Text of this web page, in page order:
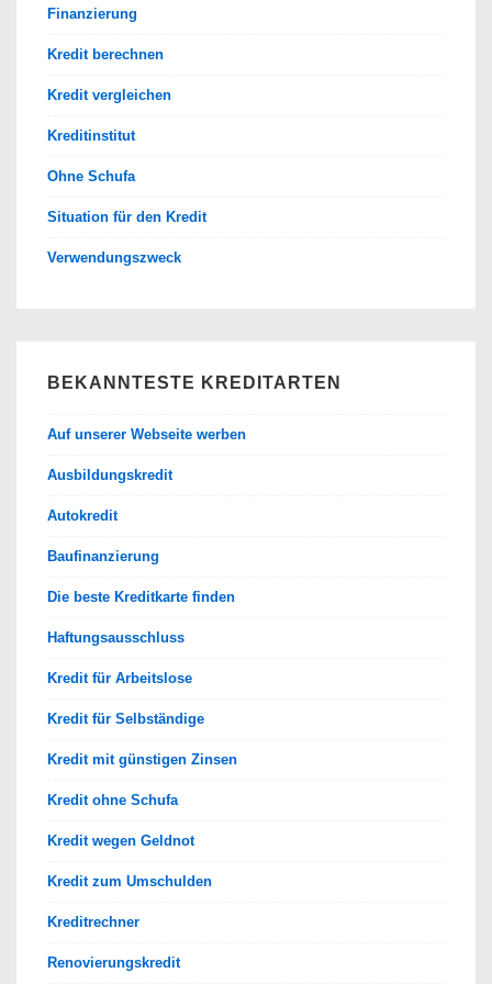
Finanzierung
Kredit berechnen
Kredit vergleichen
Kreditinstitut
Ohne Schufa
Situation für den Kredit
Verwendungszweck
BEKANNTESTE KREDITARTEN
Auf unserer Webseite werben
Ausbildungskredit
Autokredit
Baufinanzierung
Die beste Kreditkarte finden
Haftungsausschluss
Kredit für Arbeitslose
Kredit für Selbständige
Kredit mit günstigen Zinsen
Kredit ohne Schufa
Kredit wegen Geldnot
Kredit zum Umschulden
Kreditrechner
Renovierungskredit